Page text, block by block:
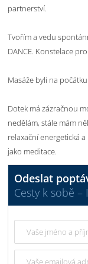
partnerství.
Tvořím a vedu
DANCE. Konstelace
Masáže byli na
Dotek má zázračnou
nedělám, stále mám
relaxační energetická
jako meditace.
Odeslat
Cesty k sobě –